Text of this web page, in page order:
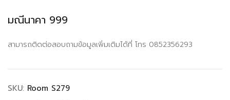
มณีนาคา 999
สามารถติดต่อสอบถามข้อมูลเพิ่มเติมได้ที่ โทร 0852356293
SKU: Room S279